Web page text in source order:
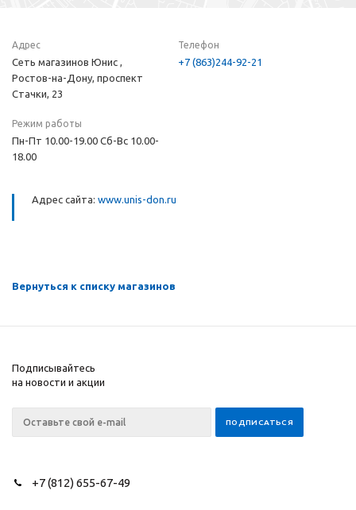
Адрес
Сеть магазинов Юнис ,
Ростов-на-Дону, проспект
Стачки, 23
Телефон
+7 (863)244-92-21
Режим работы
Пн-Пт 10.00-19.00 Сб-Вс 10.00-
18.00
Адрес сайта: www.unis-don.ru
Вернуться к списку магазинов
Подписывайтесь
на новости и акции
+7 (812) 655-67-49